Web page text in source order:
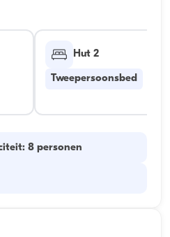
Hut 2
Tweepersoonsbed
8 personen